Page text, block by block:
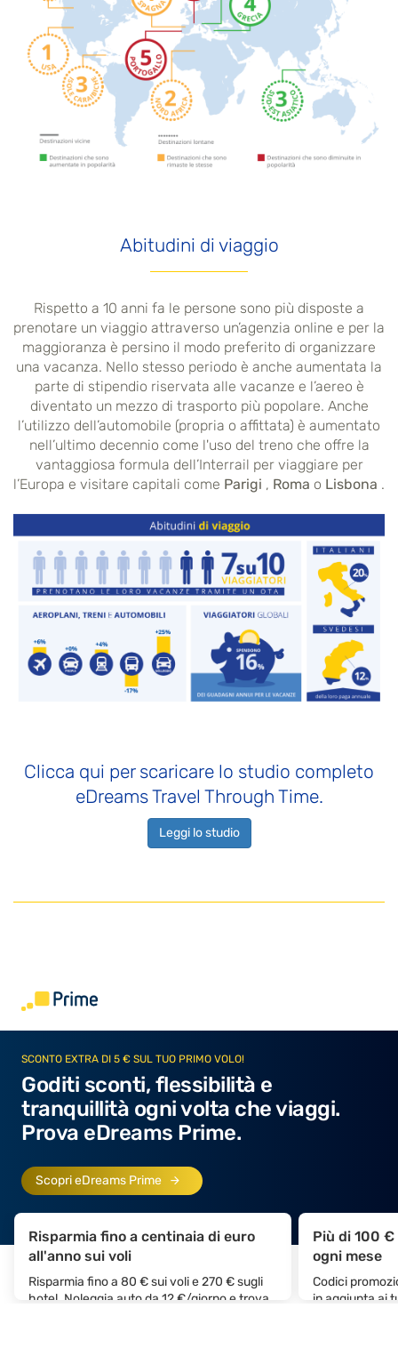
Abitudini di viaggio
Rispetto a 10 anni fa le persone sono più disposte a
prenotare un viaggio attraverso un’agenzia online e per la
maggioranza è persino il modo preferito di organizzare
una vacanza. Nello stesso periodo è anche aumentata la
parte di stipendio riservata alle vacanze e l’aereo è
diventato un mezzo di trasporto più popolare. Anche
l’utilizzo dell’automobile (propria o affittata) è aumentato
nell’ultimo decennio come l'uso del treno che offre la
vantaggiosa formula dell’Interrail per viaggiare per
l’Europa e visitare capitali come Parigi , Roma o Lisbona .
Clicca qui per scaricare lo studio completo
eDreams Travel Through Time.
Leggi lo studio
SCONTO EXTRA DI 5 € SUL TUO PRIMO VOLO!
Goditi sconti, flessibilità e
tranquillità ogni volta che viaggi.
Prova eDreams Prime.
Scopri eDreams Prime
Risparmia fino a centinaia di euro
all'anno sui voli
Risparmia fino a 80 € sui voli e 270 € sugli
hotel. Noleggia auto da 12 €/giorno e trova
Più di 100
ogni mese
Codici
in aggiunta ai